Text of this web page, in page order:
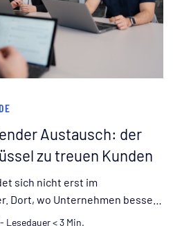
Austausch: der
zu treuen Kunden
sich nicht erst im
Dort, wo Unternehmen bessere
- Lesedauer < 3 Min.